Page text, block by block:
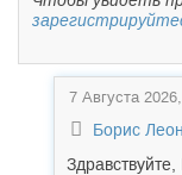
7 Августа
Борис